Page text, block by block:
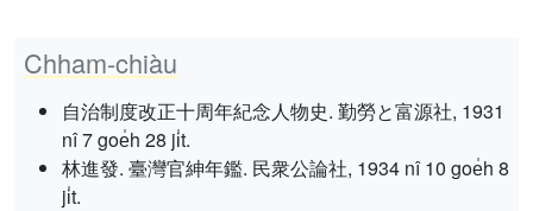
Chham-chiàu
自治制度改正十周年紀念人物史. 勤勞と富源社, 1931
nî 7 goe̍h 28 ji̍t.
林進發. 臺灣官紳年鑑. 民衆公論社, 1934 nî 10 goe̍h 8
ji̍t.